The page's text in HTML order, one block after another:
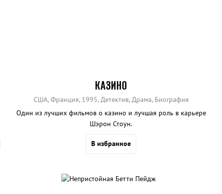
КАЗИНО
США, Франция, 1995, Детектив, Драма, Биография
Один из лучших фильмов о казино и лучшая роль в карьере
Шэрон Стоун.
В избранное